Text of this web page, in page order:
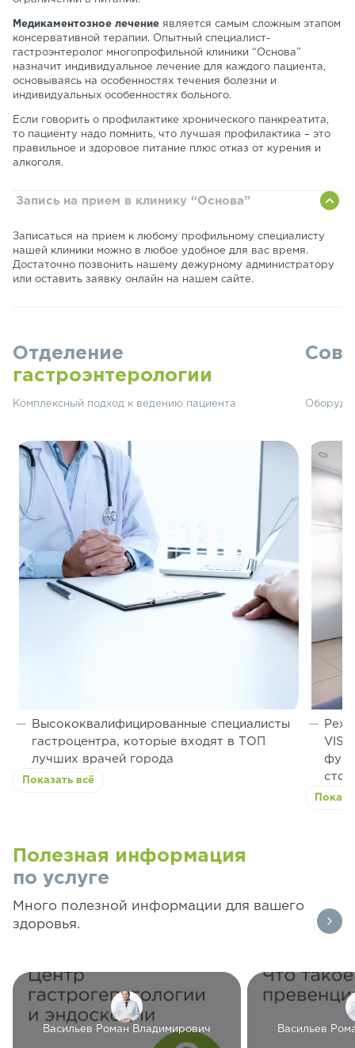
Медикаментозное лечение является самым сложным этапом
консервативной терапии. Опытный специалист-
гастроэнтеролог многопрофильной клиники “Основа”
назначит индивидуальное лечение для каждого пациента,
основываясь на особенностях течения болезни и
индивидуальных особенностях больного.
Если говорить о профилактике хронического панкреатита,
то пациенту надо помнить, что лучшая профилактика – это
правильное и здоровое питание плюс отказ от курения и
алкоголя.
Запись на прием в клинику “Основа”
Записаться на прием к любому профильному специалисту
нашей клиники можно в любое удобное для вас время.
Достаточно позвонить нашему дежурному администратору
или оставить заявку онлайн на нашем сайте.
Отделение
гастроэнтерологии
Комплексный подход к ведению пациента
Высококвалифицированные специалисты
гастроцентра, которые входят в ТОП
лучших врачей города
Показать всё
Полезная информация
по услуге
Много полезной информации для вашего
здоровья.
Васильев Роман Владимирович Васильев